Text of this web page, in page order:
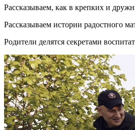
Рассказываем, как в крепких и
Рассказываем истории радостного
Родители делятся секретами